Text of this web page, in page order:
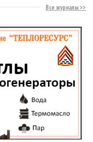
Все журналы